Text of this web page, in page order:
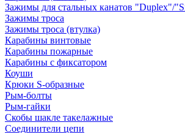
Зажимы для стальных канатов "Duplex"/
Зажимы троса
Зажимы троса (втулка)
Карабины винтовые
Карабины пожарные
Карабины с фиксатором
Коуши
Крюки S-образные
Рым-болты
Рым-гайки
Скобы шакле такелажные
Соединители цепи